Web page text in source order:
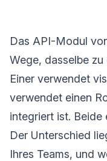
Das API-Modul
Wege, dasselbe
Einer verwendet
verwendet einen
integriert ist. Beide
Der Unterschied
Ihres Teams, und